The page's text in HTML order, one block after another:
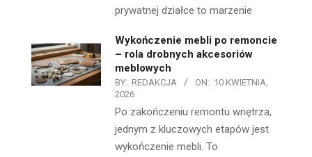
prywatnej działce to marzenie
Wykończenie mebli po remoncie
– rola drobnych akcesoriów
meblowych
BY: REDAKCJA ON: 10 KWIETNIA,
2026
Po zakończeniu remontu wnętrza,
jednym z kluczowych etapów jest
wykończenie mebli. To